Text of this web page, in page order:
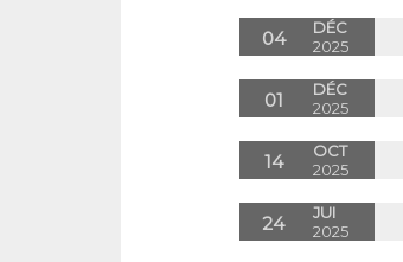
04
DÉC
2025
01
DÉC
2025
14
OCT
2025
24
JUI
2025